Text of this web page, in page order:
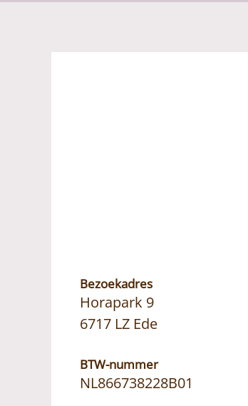
Bezoekadres
Horapark 9
6717 LZ Ede
BTW-nummer
NL866738228B01